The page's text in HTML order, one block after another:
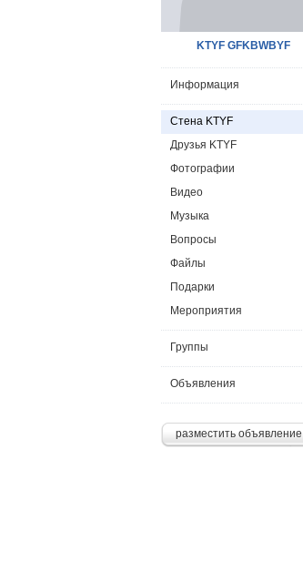
KTYF GFKBWBYF
Информация
Стена KTYF
Друзья KTYF
Фотографии
Видео
Музыка
Вопросы
Файлы
Подарки
Мероприятия
Группы
Объявления
разместить объявление